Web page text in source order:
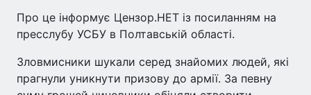
Про це інформує Цензор.НЕТ із посиланням на
пресслубу УСБУ в Полтавській області.
Зловмисники шукали серед знайомих людей, які
прагнули уникнути призову до армії. За певну